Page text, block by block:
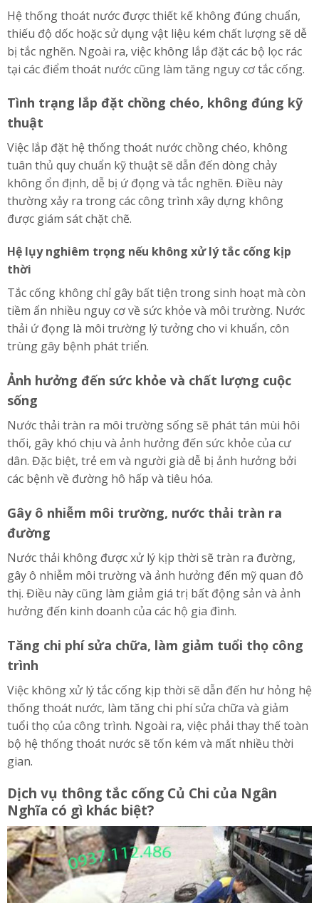
Hệ thống thoát nước được thiết kế không đúng chuẩn,
thiếu độ dốc hoặc sử dụng vật liệu kém chất lượng sẽ dễ
bị tắc nghẽn. Ngoài ra, việc không lắp đặt các bộ lọc rác
tại các điểm thoát nước cũng làm tăng nguy cơ tắc cống.
Tình trạng lắp đặt chồng chéo, không đúng kỹ
thuật
Việc lắp đặt hệ thống thoát nước chồng chéo, không
tuân thủ quy chuẩn kỹ thuật sẽ dẫn đến dòng chảy
không ổn định, dễ bị ứ đọng và tắc nghẽn. Điều này
thường xảy ra trong các công trình xây dựng không
được giám sát chặt chẽ.
Hệ lụy nghiêm trọng nếu không xử lý tắc cống kịp
thời
Tắc cống không chỉ gây bất tiện trong sinh hoạt mà còn
tiềm ẩn nhiều nguy cơ về sức khỏe và môi trường. Nước
thải ứ đọng là môi trường lý tưởng cho vi khuẩn, côn
trùng gây bệnh phát triển.
Ảnh hưởng đến sức khỏe và chất lượng cuộc
sống
Nước thải tràn ra môi trường sống sẽ phát tán mùi hôi
thối, gây khó chịu và ảnh hưởng đến sức khỏe của cư
dân. Đặc biệt, trẻ em và người già dễ bị ảnh hưởng bởi
các bệnh về đường hô hấp và tiêu hóa.
Gây ô nhiễm môi trường, nước thải tràn ra
đường
Nước thải không được xử lý kịp thời sẽ tràn ra đường,
gây ô nhiễm môi trường và ảnh hưởng đến mỹ quan đô
thị. Điều này cũng làm giảm giá trị bất động sản và ảnh
hưởng đến kinh doanh của các hộ gia đình.
Tăng chi phí sửa chữa, làm giảm tuổi thọ công
trình
Việc không xử lý tắc cống kịp thời sẽ dẫn đến hư hỏng hệ
thống thoát nước, làm tăng chi phí sửa chữa và giảm
tuổi thọ của công trình. Ngoài ra, việc phải thay thế toàn
bộ hệ thống thoát nước sẽ tốn kém và mất nhiều thời
gian.
Dịch vụ thông tắc cống Củ Chi của Ngân
Nghĩa có gì khác biệt?